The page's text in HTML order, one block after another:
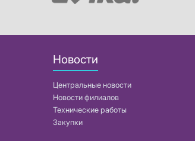
Новости
Центральные новости
Новости филиалов
Технические работы
Закупки